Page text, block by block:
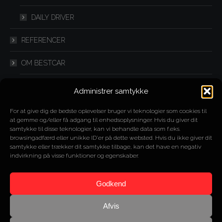
Administrer samtykke
For at give dig de bedste oplevelser bruger vi teknologier som cookies til
at gemme og/eller få adgang til enhedsoplysninger. Hvis du giver dit
samtykke til disse teknologier, kan vi behandle data som f.eks.
browsingadfærd eller unikke ID'er på dette websted. Hvis du ikke giver dit
samtykke eller trækker dit samtykke tilbage, kan det have en negativ
indvirkning på visse funktioner og egenskaber.
Godkend
Afvis
DAILY DRIVER
REFERENCER
OM BESTCAR
IMPORT
SPLITLEASING
YOUTUBE